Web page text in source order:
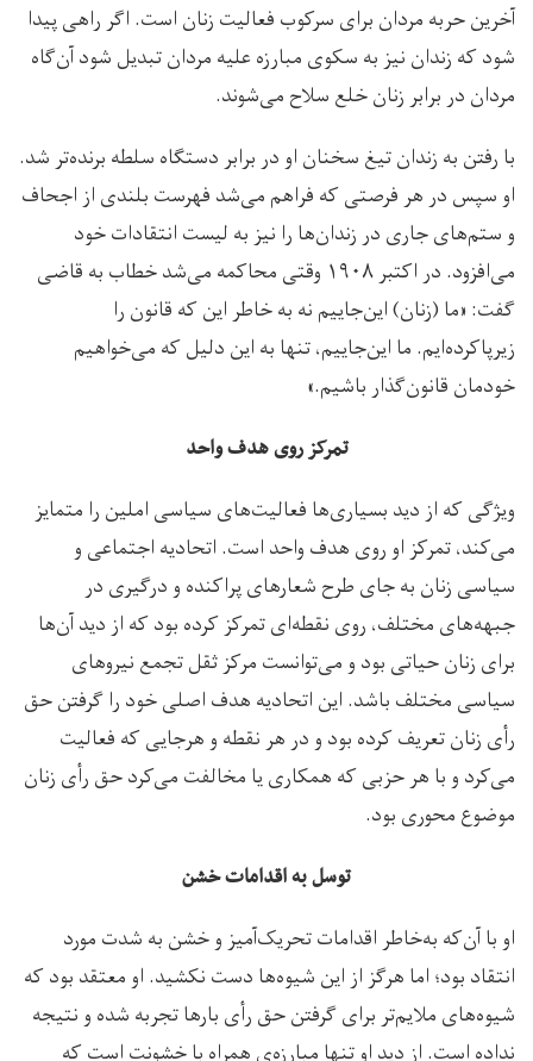
آخرین حربه مردان برای سرکوب فعالیت زنان است. اگر راهی پیدا
شود که زندان نیز به سکوی مبارزه علیه مردان تبدیل شود آن‌گاه
مردان در برابر زنان خلع سلاح می‌شوند.
با رفتن به زندان تیغ سخنان او در برابر دستگاه سلطه برنده‌تر شد.
او سپس در هر فرصتی که فراهم می‌شد فهرست بلندی از اجحاف
و ستم‌های جاری در زندان‌ها را نیز به لیست انتقادات خود
می‌افزود. در اکتبر ۱۹۰۸ وقتی محاکمه می‌شد خطاب به قاضی
گفت: «ما (زنان) این‌جاییم نه به خاطر این که قانون را
زیرپاکرده‌ایم. ما این‌جاییم، تنها به این دلیل که می‌خواهیم
خودمان قانون‌گذار باشیم.»
تمرکز روی هدف واحد
ویژگی که از دید بسیاری‌ها فعالیت‌های سیاسی املین را متمایز
می‌کند، تمرکز او روی هدف واحد است. اتحادیه اجتماعی و
سیاسی زنان به جای طرح شعارهای پراکنده و درگیری‌ در
جبهه‌های مختلف، روی نقطه‌ای تمرکز کرده بود که از دید آن‌ها
برای زنان حیاتی بود و می‌توانست مرکز ثقل تجمع نیروهای
سیاسی مختلف باشد. این اتحادیه هدف اصلی خود را گرفتن حق
رأی زنان تعریف کرده بود و در هر نقطه و هرجایی که فعالیت
می‌کرد و با هر حزبی که همکاری یا مخالفت می‌کرد حق‌ رأی زنان
موضوع محوری بود.
توسل به اقدامات خشن
او با آن‌که به‌خاطر اقدامات تحریک‌آمیز و خشن به شدت مورد
انتقاد بود؛ اما هرگز از این شیوه‌ها دست نکشید. او معتقد بود که
شیوه‌های ملایم‌تر برای گرفتن حق رأی بارها تجربه شده و نتیجه